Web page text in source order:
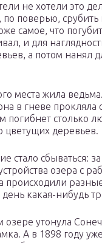
не хотели это
по поверью,
самое, что
и для
а потом нанял
места жила
в гневе прокляла
погибнет столько
цветущих деревьев.
стало сбываться:
озера с
происходили
какая-нибудь
озере утонула
А в 1898 году